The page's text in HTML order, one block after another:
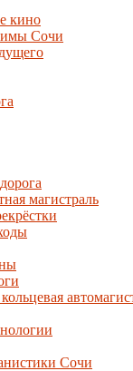
кино
Сочи
магистраль
Сочи